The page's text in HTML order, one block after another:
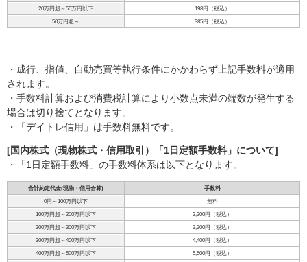
20万円超～50万円以下
198円（税込）
50万円超～
385円（税込）
・成行、指値、自動売買等執行条件にかかわらず上記手数料が適用
されます。
・手数料計算および消費税計算により小数点未満の端数が発生する
場合は切り捨てとなります。
・「デイトレ信用」は手数料無料です。
[国内株式（現物株式・信用取引）「1日定額手数料」について]
・「1日定額手数料」の手数料体系は以下となります。
合計約定代金(現物・信用合算)
手数料
0円～100万円以下
無料
100万円超～200万円以下
2,200円（税込）
200万円超～300万円以下
3,300円（税込）
300万円超～400万円以下
4,400円（税込）
400万円超～500万円以下
5,500円（税込）